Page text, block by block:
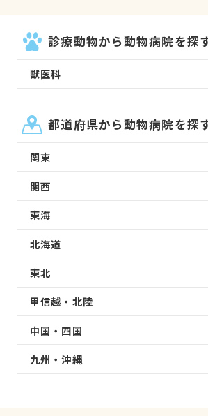
診療動物から動物病院を探
獣医科
都道府県から動物病院を探
関東
関西
東海
北海道
東北
甲信越・北陸
中国・四国
九州・沖縄